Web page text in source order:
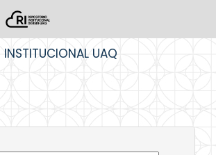
INSTITUCIONAL UAQ